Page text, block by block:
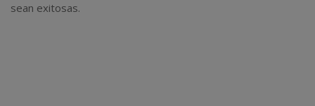
sean exitosas.